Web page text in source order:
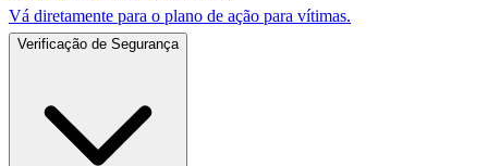
Vá diretamente para o plano de ação para vítimas.
Verificação de Segurança